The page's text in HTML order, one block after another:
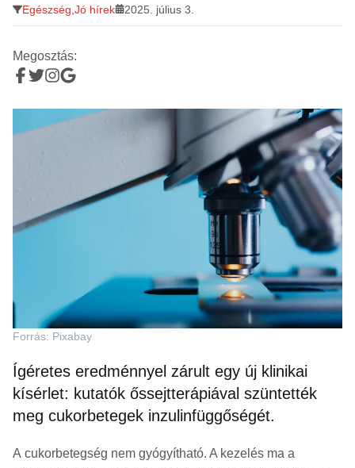
Egészség Jó hírek 2025. július 3.
Megosztás:
Forrás: Pixabay
Ígéretes eredménnyel zárult egy új klinikai
kísérlet: kutatók őssejtterápiával szüntették
meg cukorbetegek inzulinfüggőségét.
A cukorbetegség nem gyógyítható. A kezelés ma a